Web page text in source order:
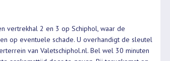
vertrekhal 2 en 3 op Schiphol, waar de
op eventuele schade. U overhandigt de sleutel
van Valetschiphol.nl. Bel wel 30 minuten